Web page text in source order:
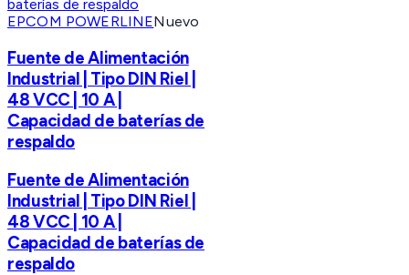
EPCOM POWERLINENuevo
Fuente de Alimentación
Industrial | Tipo DIN Riel |
48 VCC | 10 A |
Capacidad de baterías de
respaldo
Fuente de Alimentación
Industrial | Tipo DIN Riel |
48 VCC | 10 A |
Capacidad de baterías de
respaldo